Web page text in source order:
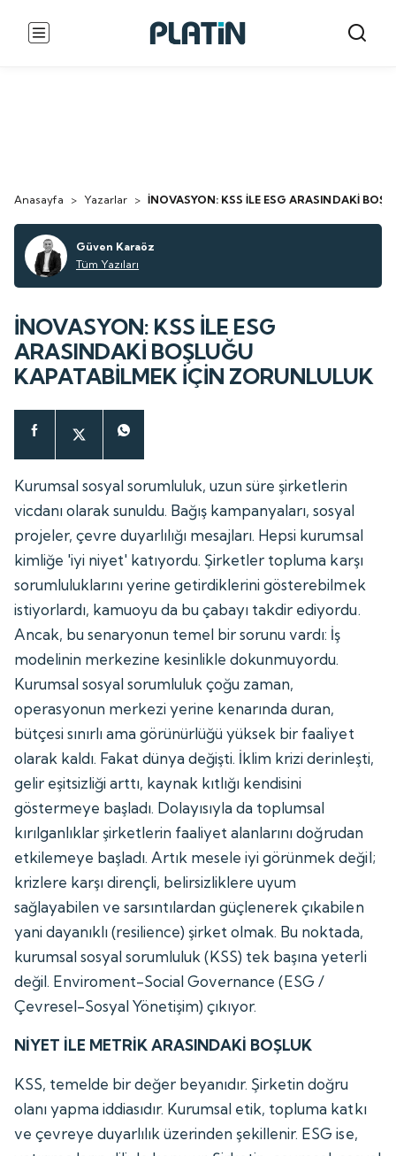
Anasayfa > Yazarlar > İNOVASYON: KSS İLE ESG ARASINDAKİ
Güven Karaöz
Tüm Yazıları
İNOVASYON: KSS İLE ESG
ARASINDAKİ BOŞLUĞU
KAPATABİLMEK İÇİN ZORUNLULUK
Kurumsal sosyal sorumluluk, uzun süre şirketlerin
vicdanı olarak sunuldu. Bağış kampanyaları, sosyal
projeler, çevre duyarlılığı mesajları. Hepsi kurumsal
kimliğe 'iyi niyet' katıyordu. Şirketler topluma karşı
sorumluluklarını yerine getirdiklerini gösterebilmek
istiyorlardı, kamuoyu da bu çabayı takdir ediyordu.
Ancak, bu senaryonun temel bir sorunu vardı: İş
modelinin merkezine kesinlikle dokunmuyordu.
Kurumsal sosyal sorumluluk çoğu zaman,
operasyonun merkezi yerine kenarında duran,
bütçesi sınırlı ama görünürlüğü yüksek bir faaliyet
olarak kaldı. Fakat dünya değişti. İklim krizi derinleşti,
gelir eşitsizliği arttı, kaynak kıtlığı kendisini
göstermeye başladı. Dolayısıyla da toplumsal
kırılganlıklar şirketlerin faaliyet alanlarını doğrudan
etkilemeye başladı. Artık mesele iyi görünmek değil;
krizlere karşı dirençli, belirsizliklere uyum
sağlayabilen ve sarsıntılardan güçlenerek çıkabilen
yani dayanıklı (resilience) şirket olmak. Bu noktada,
kurumsal sosyal sorumluluk (KSS) tek başına yeterli
değil. Enviroment-Social Governance (ESG /
Çevresel-Sosyal Yönetişim) çıkıyor.
NİYET İLE METRİK ARASINDAKİ BOŞLUK
KSS, temelde bir değer beyanıdır. Şirketin doğru
olanı yapma iddiasıdır. Kurumsal etik, topluma katkı
ve çevreye duyarlılık üzerinden şekillenir. ESG ise,